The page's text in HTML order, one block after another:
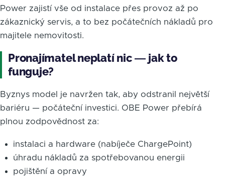
Power zajistí vše od instalace přes provoz až po
zákaznický servis, a to bez počátečních nákladů pro
majitele nemovitosti.
Pronajímatel neplatí nic — jak to
funguje?
Byznys model je navržen tak, aby odstranil největší
bariéru — počáteční investici. OBE Power přebírá
plnou zodpovědnost za:
instalaci a hardware (nabíječe ChargePoint)
úhradu nákladů za spotřebovanou energii
pojištění a opravy